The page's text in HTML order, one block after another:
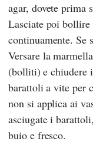
agar, dovete prima
Lasciate poi bollire
continuamente. Se
Versare la
(bolliti) e chiudere
barattoli a vite per
non si applica ai
asciugate i
buio e fresco.